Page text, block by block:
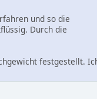
und so die
Durch die
festgestellt.